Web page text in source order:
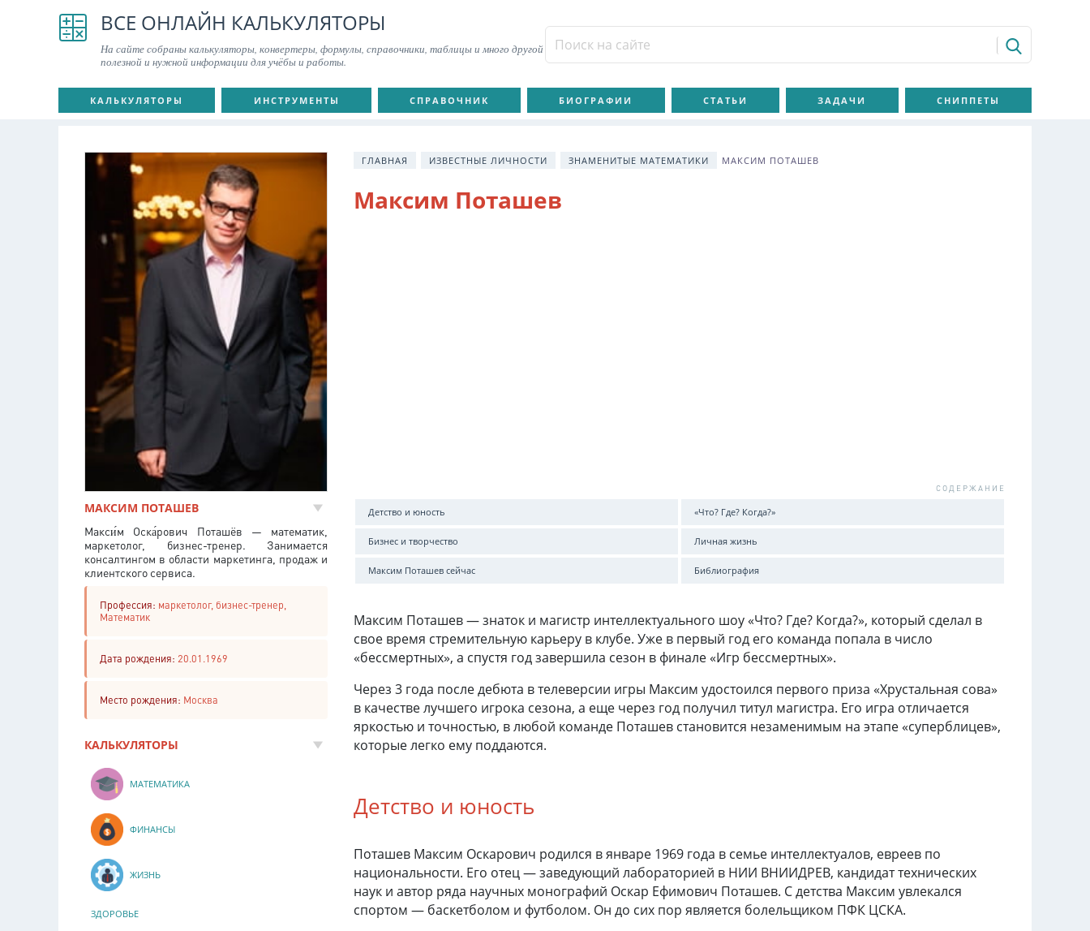
ВСЕ ОНЛАЙН КАЛЬКУЛЯТОРЫ
На сайте собраны калькуляторы, конвертеры, формулы, справочники, таблицы и много другой
полезной и нужной информации для учёбы и работы.
КАЛЬКУЛЯТОРЫ ИНСТРУМЕНТЫ СПРАВОЧНИК БИОГРАФИИ СТАТЬИ ЗАДАЧИ СНИППЕТЫ
ГЛАВНАЯ ИЗВЕСТНЫЕ ЛИЧНОСТИ ЗНАМЕНИТЫЕ МАТЕМАТИКИ МАКСИМ ПОТАШЕВ
Максим Поташев
Детство и юность «Что? Где? Когда?»
Бизнес и творчество Личная жизнь
Максим Поташев сейчас Библиография
Максим Поташев — знаток и магистр интеллектуального шоу «Что? Где? Когда?», который сделал в
свое время стремительную карьеру в клубе. Уже в первый год его команда попала в число
«бессмертных», а спустя год завершила сезон в финале «Игр бессмертных».
Через 3 года после дебюта в телеверсии игры Максим удостоился первого приза «Хрустальная сова»
в качестве лучшего игрока сезона, а еще через год получил титул магистра. Его игра отличается
яркостью и точностью, в любой команде Поташев становится незаменимым на этапе «суперблицев»,
которые легко ему поддаются.
Детство и юность
Поташев Максим Оскарович родился в январе 1969 года в семье интеллектуалов, евреев по
национальности. Его отец — заведующий лабораторией в НИИ ВНИИДРЕВ, кандидат технических
наук и автор ряда научных монографий Оскар Ефимович Поташев. С детства Максим увлекался
спортом — баскетболом и футболом. Он до сих пор является болельщиком ПФК ЦСКА.
МАКСИМ ПОТАШЕВ
Макси́м Оска́рович Поташёв — математик,
маркетолог, бизнес-тренер. Занимается
консалтингом в области маркетинга, продаж и
клиентского сервиса.
Профессия: маркетолог, бизнес-тренер,
Математик
Дата рождения: 20.01.1969
Место рождения: Москва
КАЛЬКУЛЯТОРЫ
МАТЕМАТИКА
ФИНАНСЫ
ЖИЗНЬ
ЗДОРОВЬЕ